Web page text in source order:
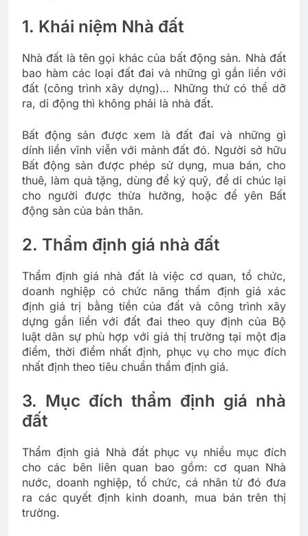
1. Khái niệm Nhà đất
Nhà đất là tên gọi khác của bất động sản. Nhà đất
bao hàm các loại đất đai và những gì gắn liền với
đất (công trình xây dựng)… Những thứ có thể dỡ
ra, di động thì không phải là nhà đất.
Bất động sản được xem là đất đai và những gì
dính liền vĩnh viễn với mảnh đất đó. Người sở hữu
Bất động sản được phép sử dụng, mua bán, cho
thuê, làm quà tặng, dùng để ký quỹ, để di chúc lại
cho người được thừa hưởng, hoặc để yên Bất
động sản của bản thân.
2. Thẩm định giá nhà đất
Thẩm định giá nhà đất là việc cơ quan, tổ chức,
doanh nghiệp có chức năng thẩm định giá xác
định giá trị bằng tiền của đất và công trình xây
dựng gắn liền với đất đai theo quy định của Bộ
luật dân sự phù hợp với giá thị trường tại một địa
điểm, thời điểm nhất định, phục vụ cho mục đích
nhất định theo tiêu chuẩn thẩm định giá.
3. Mục đích thẩm định giá nhà
đất
Thẩm định giá Nhà đất phục vụ nhiều mục đích
cho các bên liên quan bao gồm: cơ quan Nhà
nước, doanh nghiệp, tổ chức, cá nhân từ đó đưa
ra các quyết định kinh doanh, mua bán trên thị
trường.